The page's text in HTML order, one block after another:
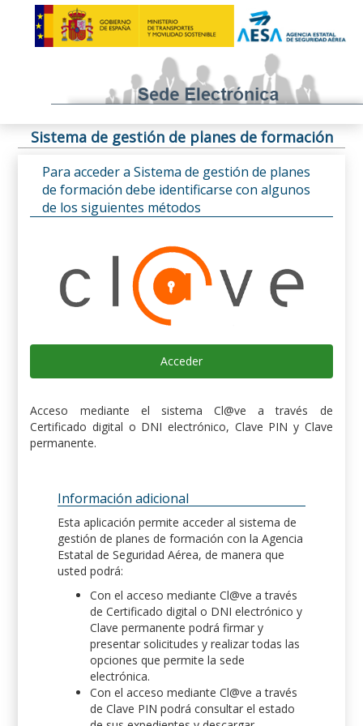
Sistema de gestión de planes de formación
Para acceder a Sistema de gestión de planes
de formación debe identificarse con algunos
de los siguientes métodos
Acceder
Acceso mediante el sistema Cl@ve a través de
Certificado digital o DNI electrónico, Clave PIN y Clave
permanente.
Información adicional
Esta aplicación permite acceder al sistema de
gestión de planes de formación con la Agencia
Estatal de Seguridad Aérea, de manera que
usted podrá:
Con el acceso mediante Cl@ve a través
de Certificado digital o DNI electrónico y
Clave permanente podrá firmar y
presentar solicitudes y realizar todas las
opciones que permite la sede
electrónica.
Con el acceso mediante Cl@ve a través
de Clave PIN podrá consultar el estado